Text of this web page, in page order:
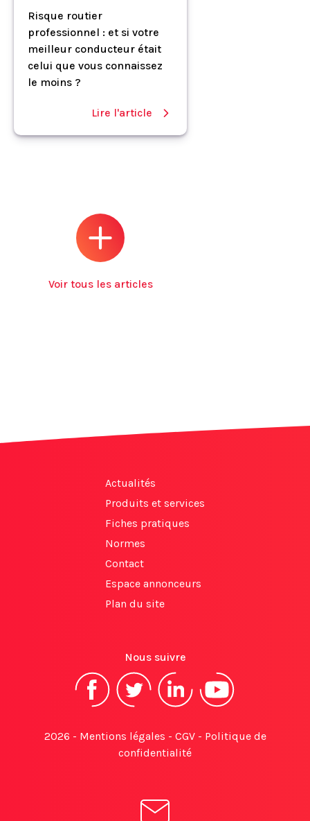
Risque routier
professionnel : et si votre
meilleur conducteur était
celui que vous connaissez
le moins ?
Lire l'article
Voir tous les articles
Actualités
Produits et services
Fiches pratiques
Normes
Contact
Espace annonceurs
Plan du site
Nous suivre
2026 - Mentions légales - CGV- Politique de
confidentialité